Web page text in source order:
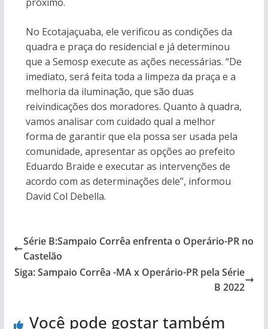
No Ecotajaçuaba, ele verificou as condições da
quadra e praça do residencial e já determinou
que a Semosp execute as ações necessárias. “De
imediato, será feita toda a limpeza da praça e a
melhoria da iluminação, que são duas
reivindicações dos moradores. Quanto à quadra,
vamos analisar com cuidado qual a melhor
forma de garantir que ela possa ser usada pela
comunidade, apresentar as opções ao prefeito
Eduardo Braide e executar as intervenções de
acordo com as determinações dele”, informou
David Col Debella.
Série B:Sampaio Corrêa enfrenta o Operário-PR no
Castelão
Siga: Sampaio Corrêa -MA x Operário-PR pela Série
B 2022
Você pode gostar também